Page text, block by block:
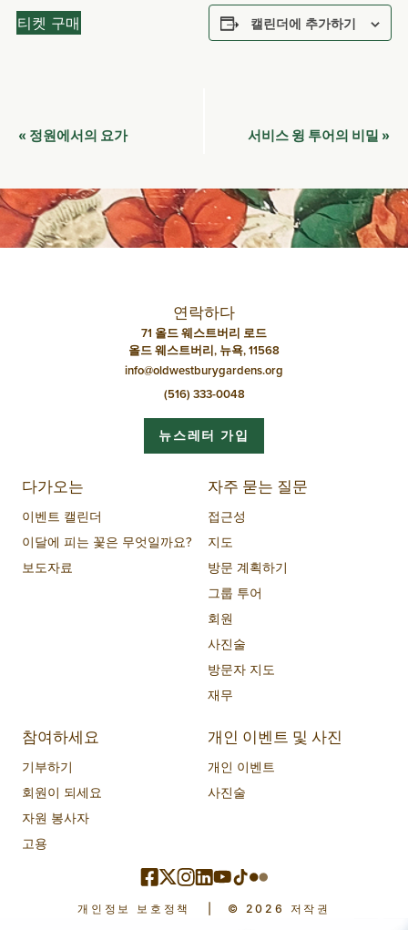
티켓 구매 캘린더에 추가하기
이
트
네
비
« 정원에서의 요가 서비스 윙 투어의 비밀 »
연락하다
71 올드 웨스트버리 로드
올드 웨스트버리, 뉴욕, 11568
info@oldwestburygardens.org
(516) 333-0048
뉴스레터 가입
다가오는
이벤트 캘린더
이달에 피는 꽃은 무엇일까요?
보도자료
자주 묻는 질문
접근성
지도
방문 계획하기
그룹 투어
회원
사진술
방문자 지도
재무
참여하세요
기부하기
회원이 되세요
자원 봉사자
고용
개인 이벤트 및 사진
개인 이벤트
사진술
개인정보 보호정책 © 2026 저작권